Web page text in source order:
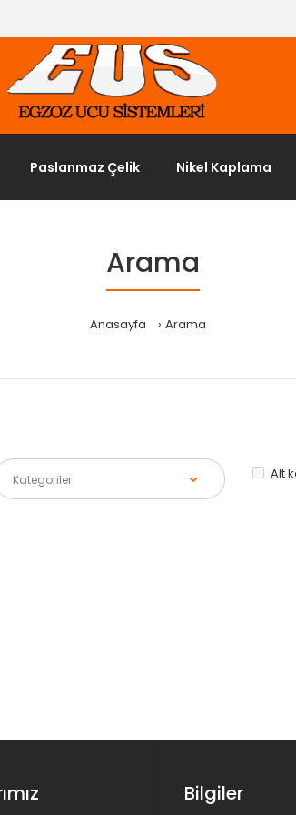
Paslanmaz Çelik Nikel Kaplama
Arama
Anasayfa Arama
Alt
Bilgiler